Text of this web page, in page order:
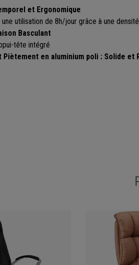
et Ergonomique
utilisation de 8h/jour grâce à une
Basculant
tête intégré
Piètement en aluminium poli : Solide et